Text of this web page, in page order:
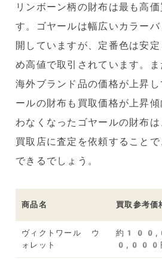
リンボーン柄の財布は最も高
す。ゴヤールは幅広いカラー
開していますが、定番色は安
め高値で取引されています。
海外ブランド品の価格が上昇
ールの財布も買取価格が上昇
わなくなったゴヤールの財布
買取店に査定を依頼すること
できるでしょう。
商品名 買取参考価
ヴィクトワール ウ
ォレット
約
0,000